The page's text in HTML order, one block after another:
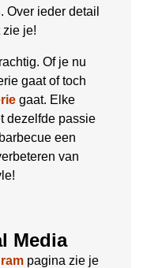
. Over ieder detail
zie je!
Of je nu
gaat of toch
gaat. Elke
dezelfde passie
een
van
Media
pagina zie je